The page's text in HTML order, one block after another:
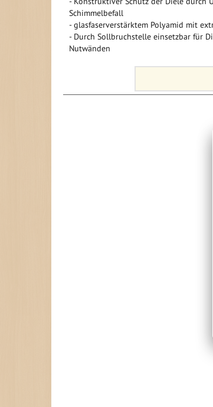
Schimmelbefall
- glasfaserverstärktem Polyamid mit
- Durch Sollbruchstelle einsetzbar für
Nutwänden